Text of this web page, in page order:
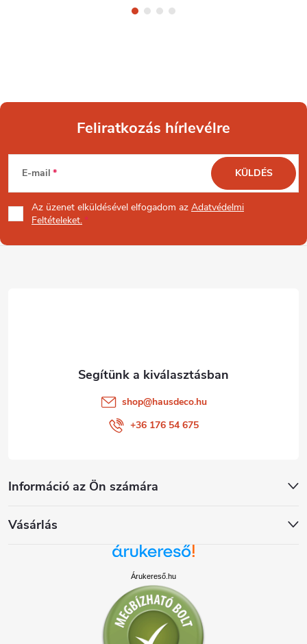
L
á
b
Feliratkozás hírlevélre
E-mail
Az üzenet elküldésével elfogadom az Adatvédelmi
Feltételeket.
KÜLDÉS
Információ az Ön számára
Vásárlás
shop@hausdeco.hu
+36 176 54 675
Árukereső.hu